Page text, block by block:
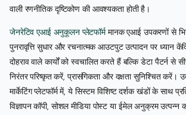
वाली रणनीतिक दृष्टिकोण की आवश्यकता होती है।
जेनरेटिव एआई अनुकूलन प्लेटफॉर्ममानक एआई उपकरणों से
पुनरावृत्ति सुधार और रचनात्मक आउटपुट उत्पादन पर ध्यान
दोहराव वाले कार्यों को स्वचालित करते हैं बल्कि डेटा पैटर्न
निरंतर परिष्कृत करें, प्रासंगिकता और दक्षता सुनिश्चित करें।
मार्केटिंग प्लेटफॉर्म में, ये सिस्टम विशिष्ट दर्शक खंडों के साथ
विज्ञापन कॉपी, सोशल मीडिया पोस्ट या ईमेल अनुक्रम